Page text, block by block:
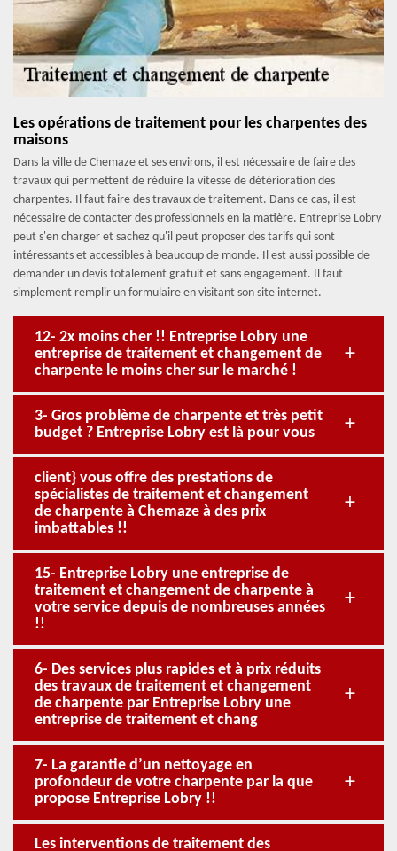
Les opérations de traitement pour les charpentes des
maisons
Dans la ville de Chemaze et ses environs, il est nécessaire de faire des
travaux qui permettent de réduire la vitesse de détérioration des
charpentes. Il faut faire des travaux de traitement. Dans ce cas, il est
nécessaire de contacter des professionnels en la matière. Entreprise Lobry
peut s'en charger et sachez qu'il peut proposer des tarifs qui sont
intéressants et accessibles à beaucoup de monde. Il est aussi possible de
demander un devis totalement gratuit et sans engagement. Il faut
simplement remplir un formulaire en visitant son site internet.
12- 2x moins cher !! Entreprise Lobry une
entreprise de traitement et changement de
charpente le moins cher sur le marché !
3- Gros problème de charpente et très petit
budget ? Entreprise Lobry est là pour vous
client} vous offre des prestations de
spécialistes de traitement et changement
de charpente à Chemaze à des prix
imbattables !!
15- Entreprise Lobry une entreprise de
traitement et changement de charpente à
votre service depuis de nombreuses années
!!
6- Des services plus rapides et à prix réduits
des travaux de traitement et changement
de charpente par Entreprise Lobry une
entreprise de traitement et chang
7- La garantie d’un nettoyage en
profondeur de votre charpente par la que
propose Entreprise Lobry !!
Les interventions de traitement des